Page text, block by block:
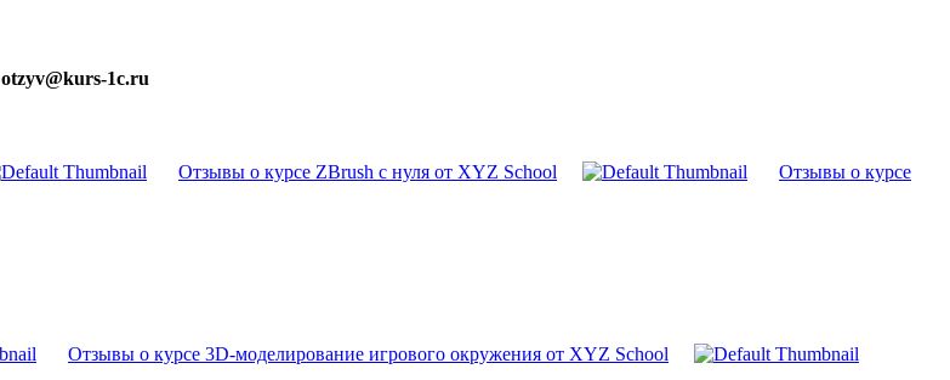
otzyv@kurs-1c.ru
Отзывы о курсе ZBrush с нуля от XYZ School Отзывы о курсе
Отзывы о курсе 3D-моделирование игрового окружения от XYZ School